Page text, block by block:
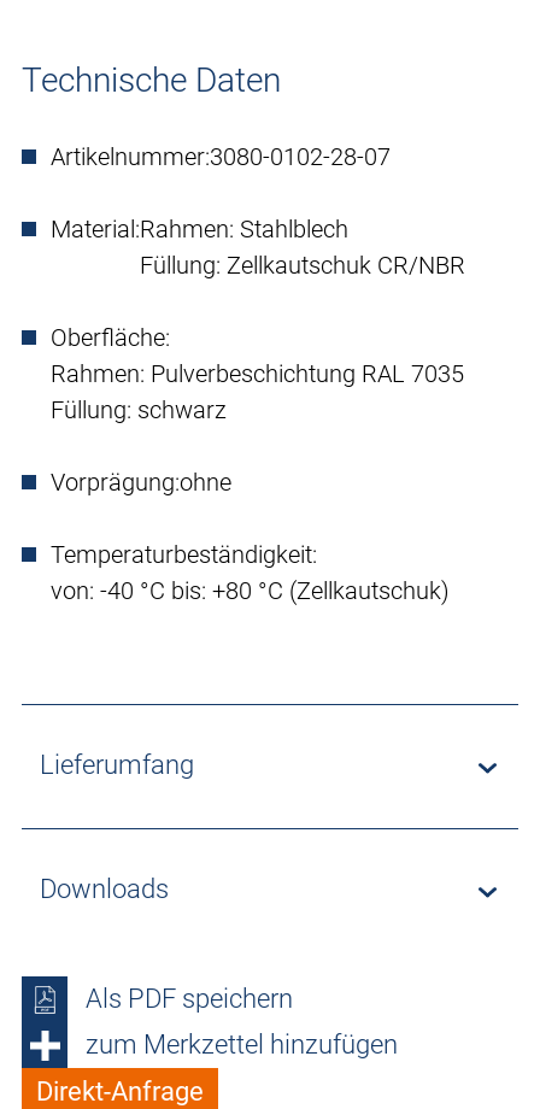
Technische Daten
Artikelnummer:3080-0102-28-07
Material:Rahmen: Stahlblech
Füllung: Zellkautschuk CR/NBR
Oberfläche:
Rahmen: Pulverbeschichtung RAL 7035
Füllung: schwarz
Vorprägung:ohne
Temperaturbeständigkeit:
von: -40 °C bis: +80 °C (Zellkautschuk)
Lieferumfang
Downloads
Als PDF speichern
zum Merkzettel hinzufügen
Direkt-Anfrage